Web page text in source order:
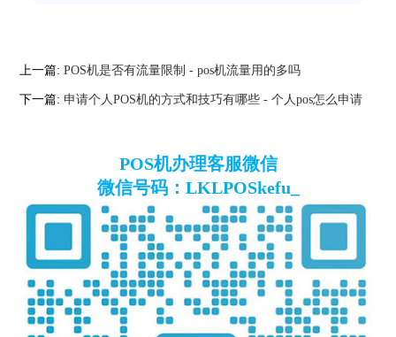
上一篇:POS机是否有流量限制 - pos机流量用的多吗
下一篇:申请个人POS机的方式和技巧有哪些 - 个人pos怎么申请
POS机办理客服微信
微信号码：LKLPOSkefu_